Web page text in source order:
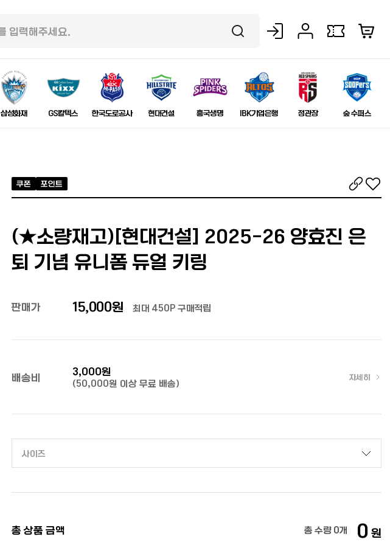
검색
로그인 마이페이지보유쿠폰장바구니
삼성화재 GS칼텍스 한국도로공사 현대건설 흥국생명 IBK기업은행 정관장 숲 수퍼스
쿠폰 포인트 주소복사
좋아요
(★소량재고)[현대건설] 2025-26 양효진 은
퇴 기념 유니폼 듀얼 키링
판매가 15,000원 최대 450P 구매적립
배송비
3,000원
(50,000원 이상 무료 배송)
자세히
총 상품 금액 총 수량 0개 0 원